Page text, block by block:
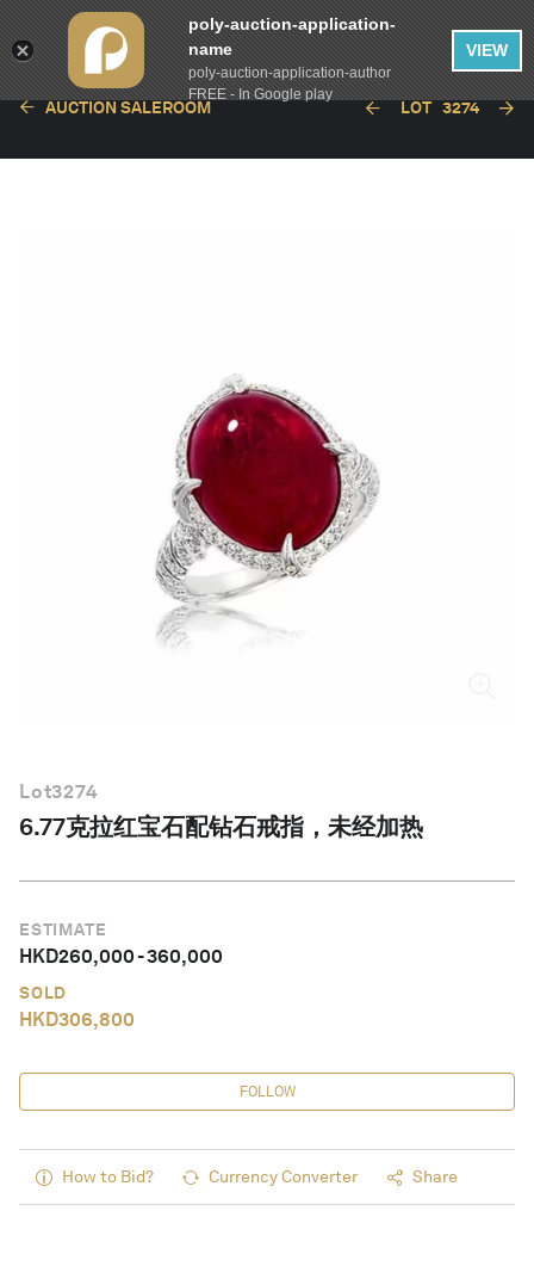
AUCTION SALEROOM LOT 3274
Lot3274
6.77克拉红宝石配钻石戒指，未经加热
ESTIMATE
HKD260,000-360,000
SOLD
HKD306,800
FOLLOW
How to Bid? Currency Converter Share
poly-auction-application-
name
poly-auction-application-author
FREE - In Google play
VIEW